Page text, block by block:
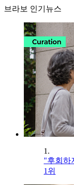
브라보 인기뉴스
1.
"후회하
1위